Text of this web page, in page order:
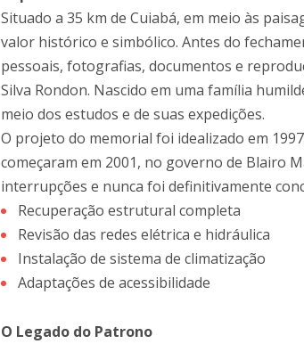
Situado a 35 km de Cuiabá, em meio às
valor histórico e simbólico. Antes do
pessoais, fotografias, documentos e
Silva Rondon. Nascido em uma família
meio dos estudos e de suas expedições.
O projeto do memorial foi idealizado em
começaram em 2001, no governo de Blairo
interrupções e nunca foi definitivamente
Recuperação estrutural completa
Revisão das redes elétrica e hidráulica
Instalação de sistema de climatização
Adaptações de acessibilidade
O Legado do Patrono